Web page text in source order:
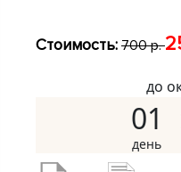
Стоимость: 700 р.
до
01